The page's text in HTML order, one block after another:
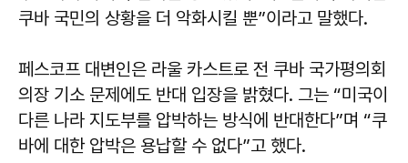
쿠바 국민의 상황을 더 악화시킬 뿐”이라고 말했다.
페스코프 대변인은 라울 카스트로 전 쿠바 국가평의회
의장 기소 문제에도 반대 입장을 밝혔다. 그는 “미국이
다른 나라 지도부를 압박하는 방식에 반대한다”며 “쿠
바에 대한 압박은 용납할 수 없다”고 했다.